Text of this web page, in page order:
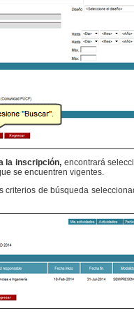
la inscripción, encontrará
se encuentren vigentes.
criterios de búsqueda